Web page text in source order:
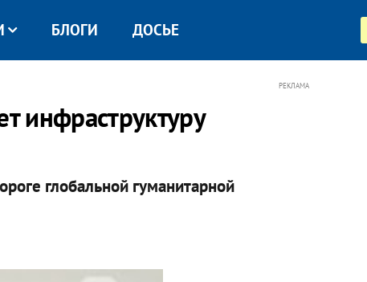
БЛОГИ ДОСЬЕ
инфраструктуру
глобальной гуманитарной
РЕКЛАМА